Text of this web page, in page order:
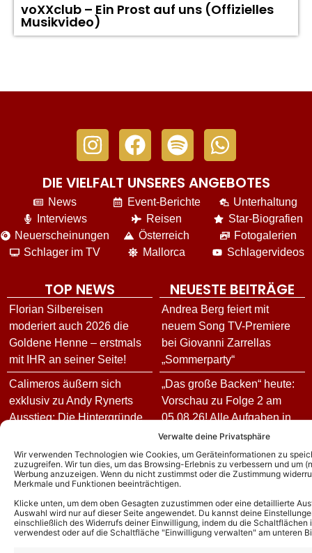
Verwalte deine Privatsphäre
Wir verwenden Technologien wie Cookies, um Geräteinformationen zu
zuzugreifen. Wir tun dies, um das Browsing-Erlebnis zu verbessern und um
Werbung anzuzeigen. Wenn du nicht zustimmst oder die Zustimmung
Merkmale und Funktionen beeinträchtigen.
Klicke unten, um dem oben Gesagten zuzustimmen oder eine detaillierte
Auswahl wird nur auf dieser Seite angewendet. Du kannst deine
einschließlich des Widerrufs deiner Einwilligung, indem du die
verwendest oder auf die Schaltfläche "Einwilligung verwalten" am unteren
voXXclub – Ein Prost auf uns (Offizielles
Musikvideo)
DIE VIELFALT UNSERES ANGEBOTES
News
Interviews
Neuerscheinungen
Schlager im TV
Event-Berichte
Reisen
Österreich
Mallorca
Unterhaltung
Star-Biografien
Fotogalerien
Schlagervideos
TOP NEWS
Florian Silbereisen
moderiert auch 2026 die
Goldene Henne – erstmals
mit IHR an seiner Seite!
Calimeros äußern sich
exklusiv zu Andy Rynerts
Ausstieg: Die Hintergründe
Schlagerband weitergeht!
Andy Borg über neue
Das ist für ihn das schönste
Kompliment
NEUESTE BEITRÄGE
Andrea Berg feiert mit
neuem Song TV-Premiere
bei Giovanni Zarrellas
„Sommerparty“
„Das große Backen“ heute:
Vorschau zu Folge 2 am
05.08.26! Alle Aufgaben in
der 100. Episode der Show!
„Sommerkultur 26“ in
Delmenhorst: Komplettes
Programm vom 04. bis
08.08.26
Sie schrieb Hits für Maite